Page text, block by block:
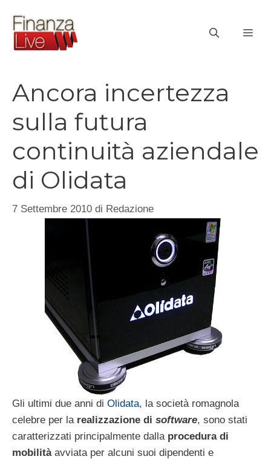
contenuto
Ancora incertezza
sulla futura
continuità aziendale
di Olidata
7 Settembre 2010 di Redazione
Gli ultimi due anni di Olidata, la società romagnola
celebre per la realizzazione di software, sono stati
caratterizzati principalmente dalla procedura di
mobilitàavviata per alcuni suoi dipendenti e